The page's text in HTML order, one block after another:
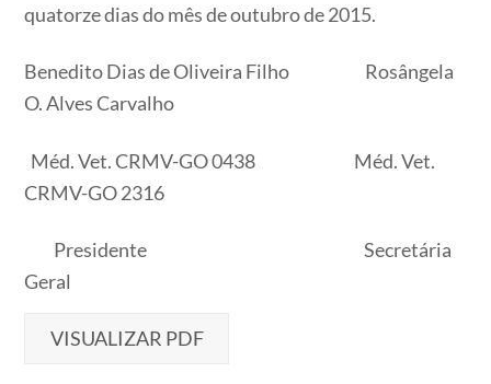
quatorze dias do mês de outubro de 2015.
Benedito Dias de Oliveira Filho Rosângela
O. Alves Carvalho
Méd. Vet. CRMV-GO 0438 Méd. Vet.
CRMV-GO 2316
Presidente Secretária
Geral
VISUALIZAR PDF